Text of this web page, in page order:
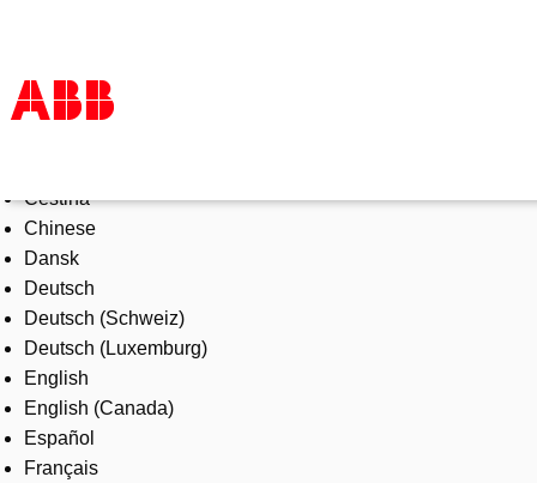
Products & Solutions
Industries
Services
About us
Where to buy
Contact us
Careers
Čeština
Chinese
Dansk
Deutsch
Deutsch (Schweiz)
Deutsch (Luxemburg)
English
English (Canada)
Español
Français